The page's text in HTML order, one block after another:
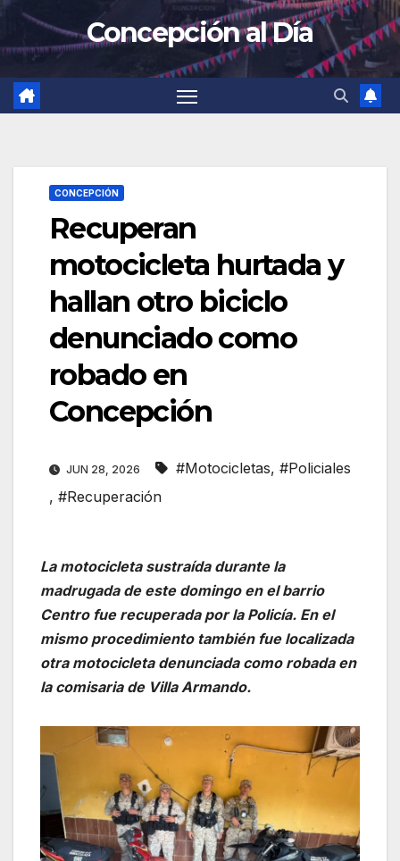
Concepción al Día
CONCEPCIÓN
Recuperan
motocicleta hurtada y
hallan otro biciclo
denunciado como
robado en
Concepción
JUN 28, 2026 #Motocicletas, #Policiales
, #Recuperación
La motocicleta sustraída durante la
madrugada de este domingo en el barrio
Centro fue recuperada por la Policía. En el
mismo procedimiento también fue localizada
otra motocicleta denunciada como robada en
la comisaria de Villa Armando.